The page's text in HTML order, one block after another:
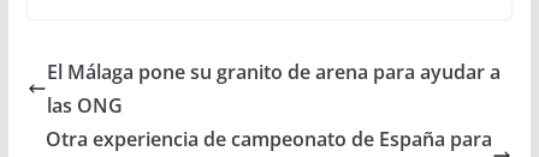
El Málaga pone su granito de arena para ayudar a
las ONG
Otra experiencia de campeonato de España para